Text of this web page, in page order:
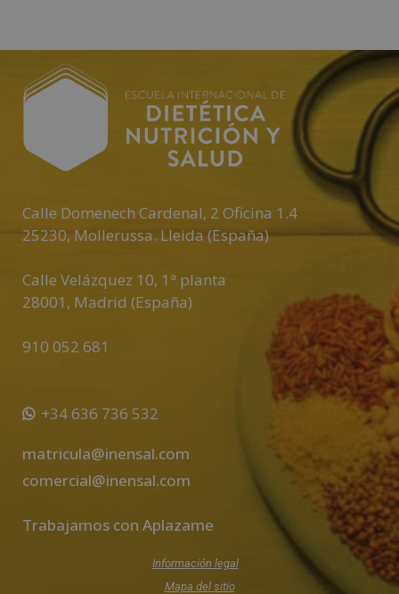
Calle Domenech Cardenal, 2 Oficina 1.4
25230, Mollerussa. Lleida (España)
Calle Velázquez 10, 1ª planta
28001 , Madrid (España)
910 052 681
+34 636 736 532
matricula@inensal.com
comercial@inensal.com
Trabajamos con Aplazame
Información legal
Mapa del sitio